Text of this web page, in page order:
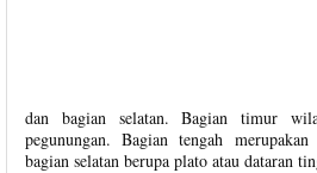
dan bagian selatan. Bagian timur
pegunungan. Bagian tengah
bagian selatan berupa plato atau dataran